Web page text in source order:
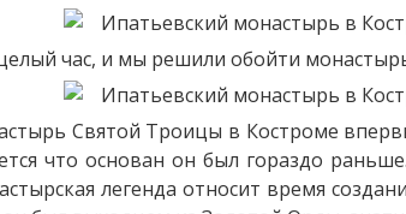
час, и мы решили обойти
Святой Троицы в Костроме
что основан он был гораздо
легенда относит время